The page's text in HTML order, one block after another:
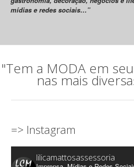
mídias e redes sociais…”
"Tem a MODA em
nas mais
=> Instagram
lilicamattosassessoria